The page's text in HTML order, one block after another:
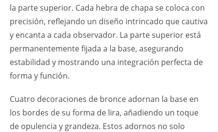
la parte superior. Cada hebra de chapa se coloca con
precisión, reflejando un diseño intrincado que cautiva
y encanta a cada observador. La parte superior está
permanentemente fijada a la base, asegurando
estabilidad y mostrando una integración perfecta de
forma y función.
Cuatro decoraciones de bronce adornan la base en
los bordes de su forma de lira, añadiendo un toque
de opulencia y grandeza. Estos adornos no solo